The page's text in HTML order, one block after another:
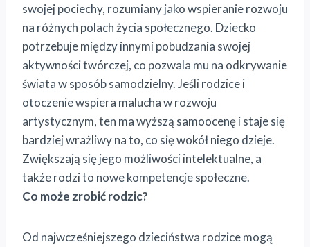
swojej pociechy, rozumiany jako wspieranie rozwoju
na różnych polach życia społecznego. Dziecko
potrzebuje między innymi pobudzania swojej
aktywności twórczej, co pozwala mu na odkrywanie
świata w sposób samodzielny. Jeśli rodzice i
otoczenie wspiera malucha w rozwoju
artystycznym, ten ma wyższą samoocenę i staje się
bardziej wrażliwy na to, co się wokół niego dzieje.
Zwiększają się jego możliwości intelektualne, a
także rodzi to nowe kompetencje społeczne.
Co może zrobić rodzic?
Od najwcześniejszego dzieciństwa rodzice mogą